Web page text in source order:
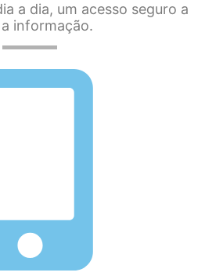
a dia, um acesso seguro a
informação.